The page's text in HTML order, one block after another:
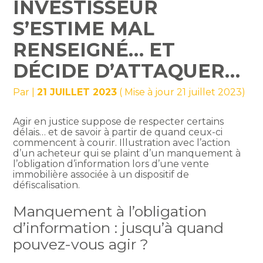
INVESTISSEUR
S’ESTIME MAL
RENSEIGNÉ… ET
DÉCIDE D’ATTAQUER…
Par |21 JUILLET 2023 ( Mise à jour 21 juillet 2023)
Agir en justice suppose de respecter certains
délais… et de savoir à partir de quand ceux-ci
commencent à courir. Illustration avec l’action
d’un acheteur qui se plaint d’un manquement à
l’obligation d’information lors d’une vente
immobilière associée à un dispositif de
défiscalisation.
Manquement à l’obligation
d’information : jusqu’à quand
pouvez-vous agir ?